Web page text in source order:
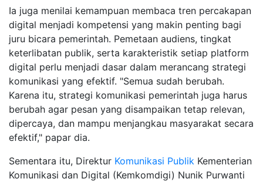
Ia juga menilai kemampuan membaca tren percakapan
digital menjadi kompetensi yang makin penting bagi
juru bicara pemerintah. Pemetaan audiens, tingkat
keterlibatan publik, serta karakteristik setiap platform
digital perlu menjadi dasar dalam merancang strategi
komunikasi yang efektif. "Semua sudah berubah.
Karena itu, strategi komunikasi pemerintah juga harus
berubah agar pesan yang disampaikan tetap relevan,
dipercaya, dan mampu menjangkau masyarakat secara
efektif," papar dia.
Sementara itu, Direktur Komunikasi Publik Kementerian
Komunikasi dan Digital (Kemkomdigi) Nunik Purwanti